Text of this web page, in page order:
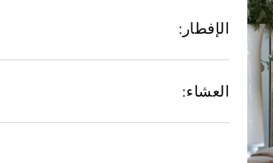
الإفطار:
العشاء: